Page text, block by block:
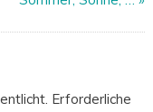
Erforderliche